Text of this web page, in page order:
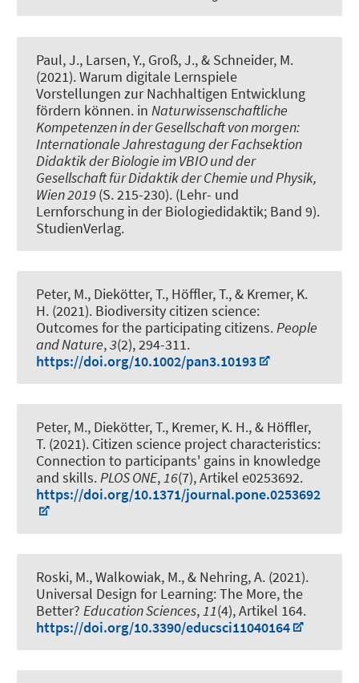
Paul, J., Larsen, Y., Groß, J., & Schneider, M.
(2021).Warum digitale Lernspiele
Vorstellungen zur Nachhaltigen Entwicklung
fördern können. in Naturwissenschaftliche
Kompetenzen in der Gesellschaft von morgen:
Internationale Jahrestagung der Fachsektion
Didaktik der Biologie im VBIO und der
Gesellschaft für Didaktik der Chemie und Physik,
Wien 2019(S. 215-230). (Lehr- und
Lernforschung in der Biologiedidaktik; Band 9).
StudienVerlag.
Peter, M., Diekötter, T., Höffler, T., & Kremer, K.
H. (2021). Biodiversity citizen science:
Outcomes for the participating citizens.People
and Nature,3(2), 294-311.
https://doi.org/10.1002/pan3.10193
Peter, M., Diekötter, T., Kremer, K. H., & Höffler,
T. (2021). Citizen science project characteristics:
Connection to participants' gains in knowledge
and skills.PLOS ONE,16(7), Artikel e0253692.
https://doi.org/10.1371/journal.pone.0253692
Roski, M., Walkowiak, M., & Nehring, A. (2021).
Universal Design for Learning: The More, the
Better? Education Sciences,11(4), Artikel 164.
https://doi.org/10.3390/educsci11040164